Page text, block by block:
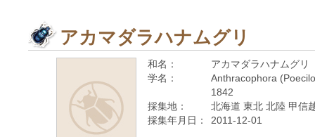
アカマダラハナムグリ
和名：
アカマダラハナムグリ
学名：
Anthracophora
1842
採集地：
北海道 東北 北陸 甲信
採集年月日：
2011-12-01